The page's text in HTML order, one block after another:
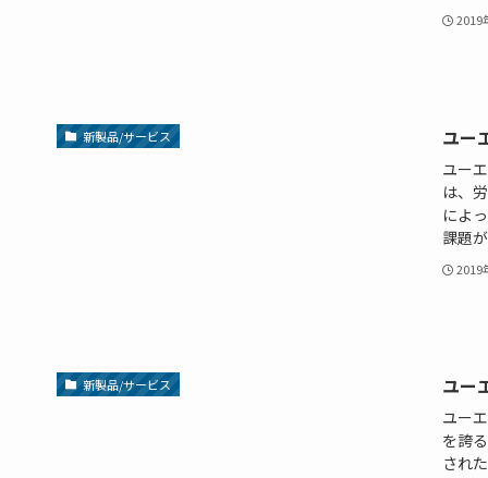
2019
新製品/サービス ユー
ユー
は、
によ
課題
2019
新製品/サービス ユー
ユー
を誇
され